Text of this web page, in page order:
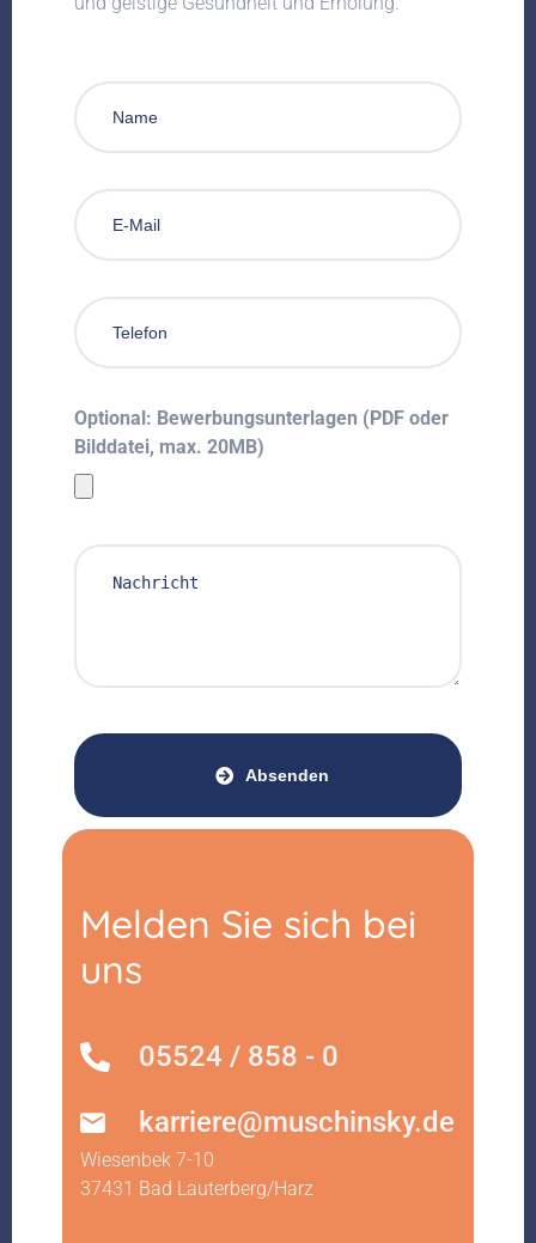
Optional: Bewerbungsunterlagen (PDF oder
Bilddatei, max. 20MB)
Absenden
Melden Sie sich bei
uns
05524 / 858 - 0
karriere@muschinsky.de
Wiesenbek 7-10
37431 Bad Lauterberg/Harz